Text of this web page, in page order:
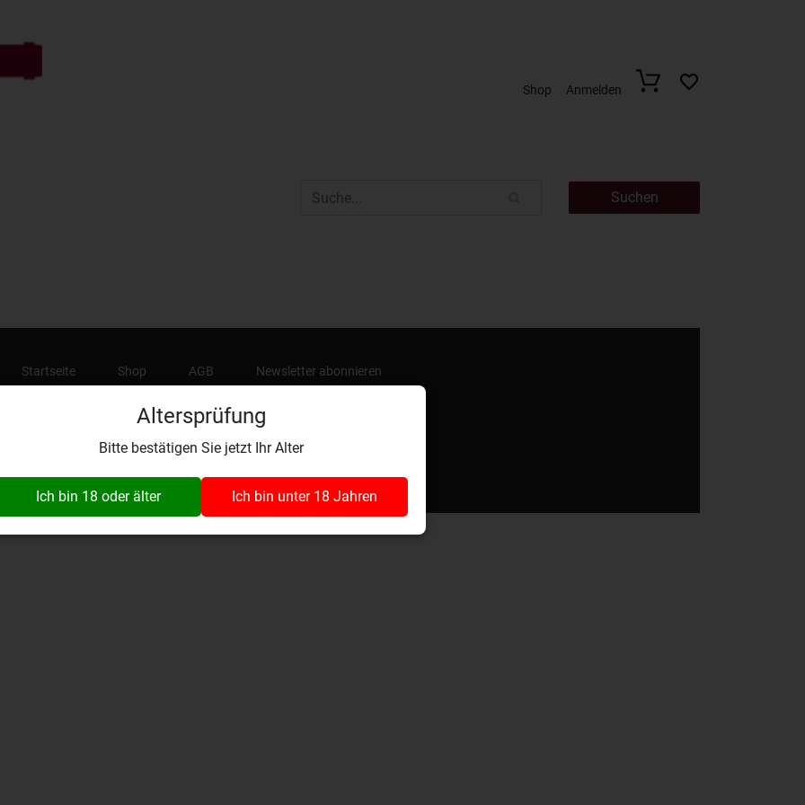
Altersprüfung
Bitte bestätigen Sie jetzt Ihr Alter
Ich bin 18 oder älter Ich bin unter 18 Jahren
Shop Anmelden
Suchen
Startseite Shop AGB Newsletter abonnieren
Wynaustrasse 1